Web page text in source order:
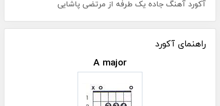
آکورد آهنگ جاده یک طرفه از مرتضی پاشایی
راهنمای آکورد
A major